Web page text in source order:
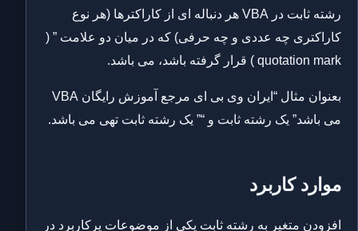
رشته ثابت در VBA هر دنباله ای از کاراکترها (هر نوع
کاراکتری چه عددی و چه حرفی) که در میان دو علامت ” (
quotation mark ) قرار گرفته باشد، می باشد.
بعنوان مثال “ایران وی بی ای مرجع آموزش رایگان VBA
می باشد” یک رشته ثابت و “” یک رشته ثابت تهی می باشد.
موارد کاربرد
افزودن متغیر به رشته ثابت یکی از موضوعات پرکاربرد در